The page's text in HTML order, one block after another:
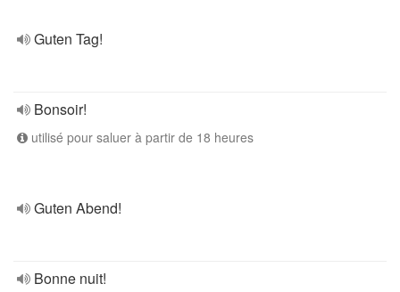
Guten Tag!
Bonsoir!
utilisé pour saluer à partir de 18 heures
Guten Abend!
Bonne nuit!